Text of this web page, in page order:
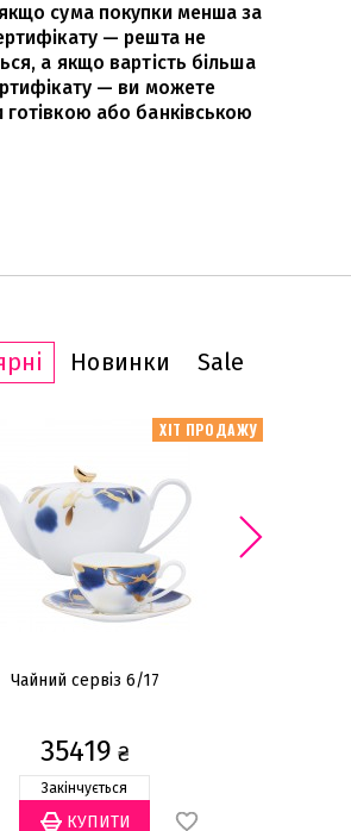
сума покупки менша за
— решта не
а якщо вартість більша
— ви можете
готівкою або банківською
Новинки Sale
ХІТ ПРОДАЖУ
Чайний сервіз 6/17
35419 ₴
Закінчується